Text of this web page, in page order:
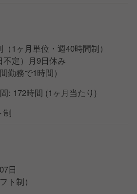
1ヶ月単位・週40時間制）
不定）月9日休み
勤務で1時間）
: 172時間 (1ヶ月当たり)
制
日
ト制）